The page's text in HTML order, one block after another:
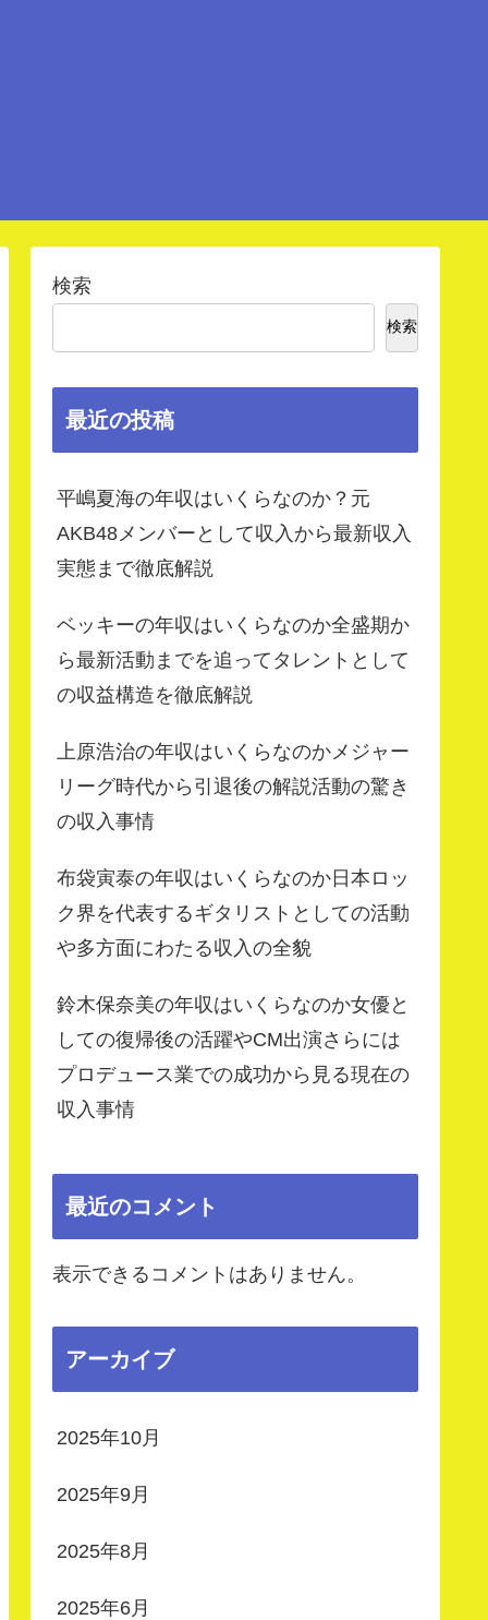
検索
検索
最近の投稿
平嶋夏海の年収はいくらなのか？元
AKB48メンバーとして収入から最新収入
実態まで徹底解説
ベッキーの年収はいくらなのか全盛期か
ら最新活動までを追ってタレントとして
の収益構造を徹底解説
上原浩治の年収はいくらなのかメジャー
リーグ時代から引退後の解説活動の驚き
の収入事情
布袋寅泰の年収はいくらなのか日本ロッ
ク界を代表するギタリストとしての活動
や多方面にわたる収入の全貌
鈴木保奈美の年収はいくらなのか女優と
しての復帰後の活躍やCM出演さらには
プロデュース業での成功から見る現在の
収入事情
最近のコメント
表示できるコメントはありません。
アーカイブ
2025年10月
2025年9月
2025年8月
2025年6月